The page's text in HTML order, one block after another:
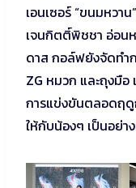
เอนเซอร์ “ขนมหวา
เจนกิตติ์พิชชา อ่อน
ดาส กอล์ฟยังจัดทำ
ZG หมวก และถุงมือ
การแข่งขันตลอดฤดู
ให้กับน้องๆ เป็นอย่า